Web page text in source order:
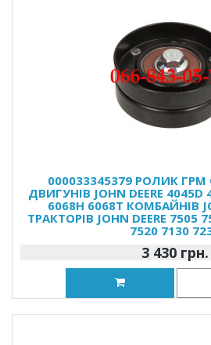
000033345379 РОЛИК ГРМ
ДВИГУНІВ JOHN DEERE 4045D
6068H 6068T КОМБАЙНІВ
ТРАКТОРІВ JOHN DEERE 7505
7520 7130
3 430 грн.